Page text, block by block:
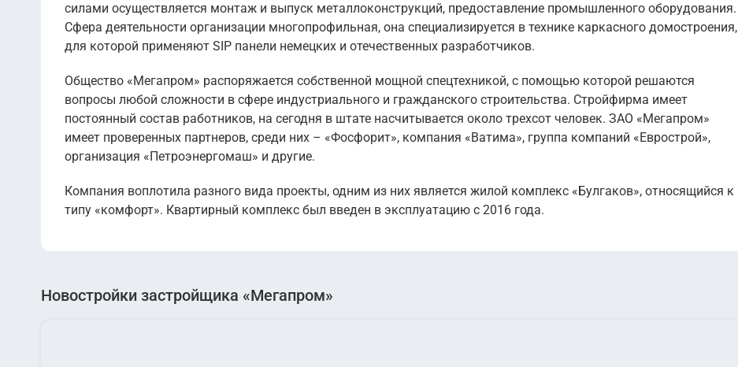
силами осуществляется монтаж и выпуск металлоконструкций, предоставление промышленного оборудования.
Сфера деятельности организации многопрофильная, она специализируется в технике каркасного домостроения,
для которой применяют SIP панели немецких и отечественных разработчиков.
Общество «Мегапром» распоряжается собственной мощной спецтехникой, с помощью которой решаются
вопросы любой сложности в сфере индустриального и гражданского строительства. Стройфирма имеет
постоянный состав работников, на сегодня в штате насчитывается около трехсот человек. ЗАО «Мегапром»
имеет проверенных партнеров, среди них – «Фосфорит», компания «Ватима», группа компаний «Еврострой»,
организация «Петроэнергомаш» и другие.
Компания воплотила разного вида проекты, одним из них является жилой комплекс «Булгаков», относящийся к
типу «комфорт». Квартирный комплекс был введен в эксплуатацию с 2016 года.
Новостройки застройщика «Мегапром»